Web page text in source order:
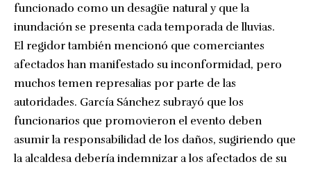
funcionado como un desagüe natural y que la
inundación se presenta cada temporada de lluvias.
El regidor también mencionó que comerciantes
afectados han manifestado su inconformidad, pero
muchos temen represalias por parte de las
autoridades. García Sánchez subrayó que los
funcionarios que promovieron el evento deben
asumir la responsabilidad de los daños, sugiriendo que
la alcaldesa debería indemnizar a los afectados de su